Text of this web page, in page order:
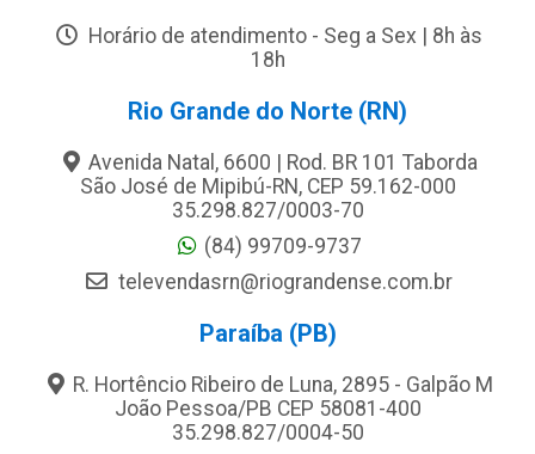
Horário de atendimento - Seg a Sex | 8h às
18h
Rio Grande do Norte (RN)
Avenida Natal, 6600 | Rod. BR 101 Taborda
São José de Mipibú-RN, CEP 59.162-000
35.298.827/0003-70
(84) 99709-9737
televendasrn@riograndense.com.br
Paraíba (PB)
R. Hortêncio Ribeiro de Luna, 2895 - Galpão M
João Pessoa/PB CEP 58081-400
35.298.827/0004-50